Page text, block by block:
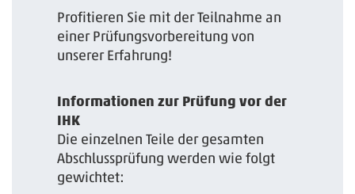
Profitieren Sie mit der Teilnahme an
einer Prüfungsvorbereitung von
unserer Erfahrung!
Informationen zur Prüfung vor der
IHK
Die einzelnen Teile der gesamten
Abschlussprüfung werden wie folgt
gewichtet: